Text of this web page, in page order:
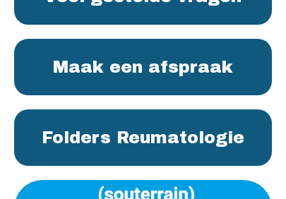
Maak een afspraak
Folders Reumatologie